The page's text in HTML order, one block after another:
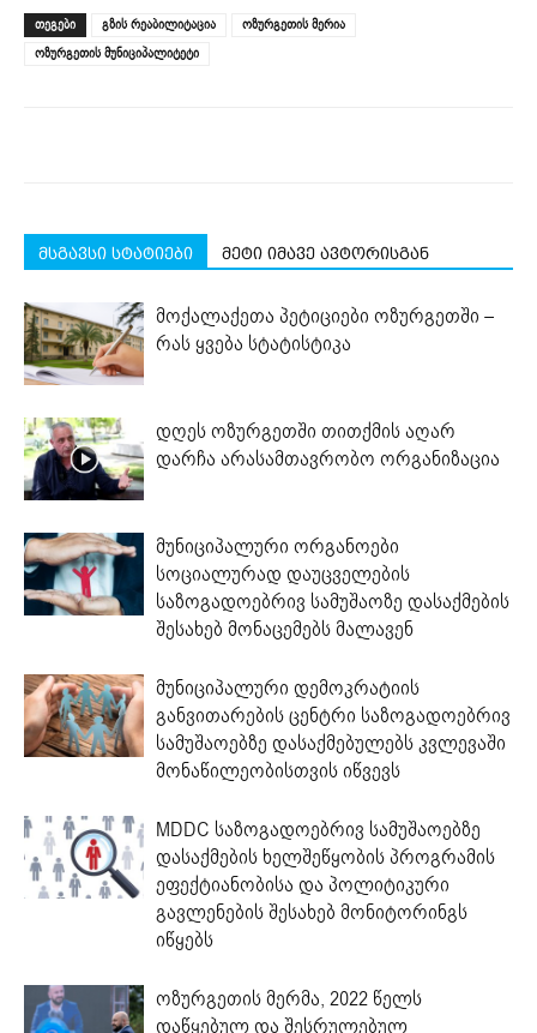
(Opens
in
new
window)
(Opens
in
new
window)
in
new
window)
(Opens
in
(Opens
in
ᲗᲔᲒᲔᲑᲘ გზის რეაბილიტაცია
ოზურგეთის მერია
ოზურგეთის მუნიციპალიტეტი
მსგავსი სტატიები მეტი იმავე ავტორისგან
მოქალაქეთა პეტიციები ოზურგეთში –
რას ყვება სტატისტიკა
დღეს ოზურგეთში თითქმის აღარ
დარჩა არასამთავრობო ორგანიზაცია
მუნიციპალური ორგანოები
სოციალურად დაუცველების
საზოგადოებრივ სამუშაოზე დასაქმების
შესახებ მონაცემებს მალავენ
მუნიციპალური დემოკრატიის
განვითარების ცენტრი საზოგადოებრივ
სამუშაოებზე დასაქმებულებს კვლევაში
მონაწილეობისთვის იწვევს
MDDC საზოგადოებრივ სამუშაოებზე
დასაქმების ხელშეწყობის პროგრამის
ეფექტიანობისა და პოლიტიკური
გავლენების შესახებ მონიტორინგს
იწყებს
ოზურგეთის მერმა, 2022 წელს
დაწყებულ და შესრულებულ